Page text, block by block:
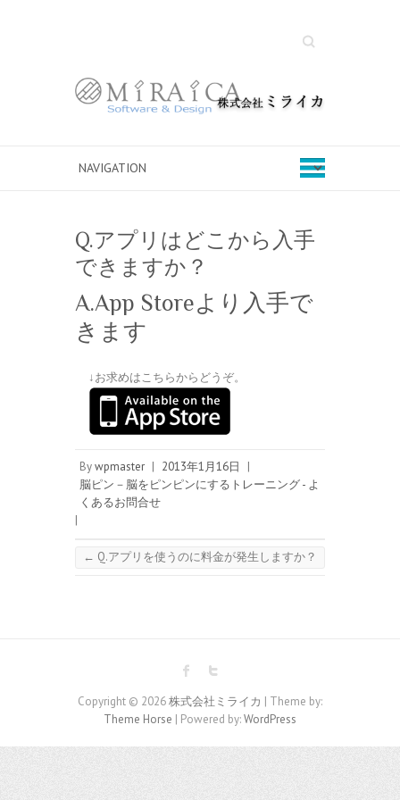
Search
Q.アプリはどこから入手
できますか？
A.App Storeより入手で
きます
↓お求めはこちらからどうぞ。
Bywpmaster | 2013年1月16日
|
脳ピン－脳をピンピンにするトレーニング - よ
くあるお問合せ
|
← Q.アプリを使うのに料金が発生しますか？
Copyright © 2026株式会社ミライカ | Theme by:
Theme Horse | Powered by:WordPress